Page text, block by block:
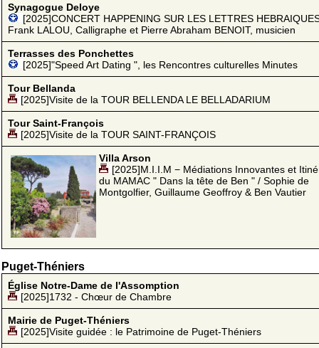
Synagogue Deloye
[2025]CONCERT HAPPENING SUR LES LETTRES
Frank LALOU, Calligraphe et Pierre Abraham BENOIT, musicien
Terrasses des Ponchettes
[2025]"Speed Art Dating ", les Rencontres culturelles Minutes
Tour Bellanda
[2025]Visite de la TOUR BELLENDA LE BELLADARIUM
Tour Saint-François
[2025]Visite de la TOUR SAINT-FRANÇOIS
Villa Arson
[2025]M.I.I.M − Médiations Innovantes et
du MAMAC " Dans la tête de Ben " / Sophie de
Montgolfier, Guillaume Geoffroy & Ben Vautier
Puget-Théniers
Église Notre-Dame de l'Assomption
[2025]1732 - Chœur de Chambre
Mairie de Puget-Théniers
[2025]Visite guidée : le Patrimoine de Puget-Théniers